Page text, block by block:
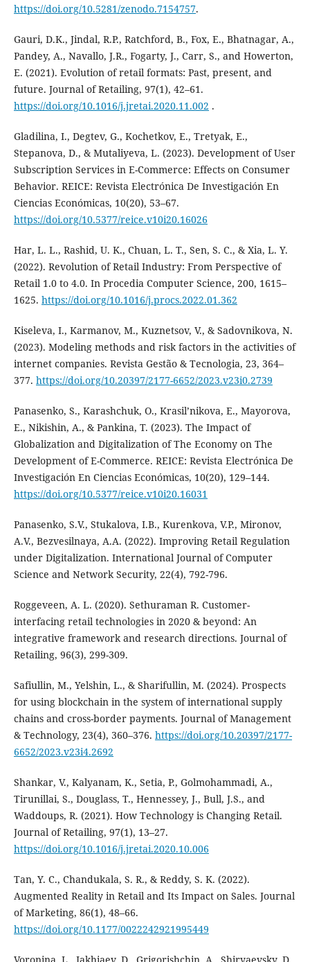
https://doi.org/10.5281/zenodo.7154757.
Gauri, D.K., Jindal, R.P., Ratchford, B., Fox, E., Bhatnagar, A.,
Pandey, A., Navallo, J.R., Fogarty, J., Carr, S., and Howerton,
E. (2021). Evolution of retail formats: Past, present, and
future. Journal of Retailing, 97(1), 42–61.
https://doi.org/10.1016/j.jretai.2020.11.002 .
Gladilina, I., Degtev, G., Kochetkov, E., Tretyak, E.,
Stepanova, D., & Mutaliyeva, L. (2023). Development of User
Subscription Services in E-Commerce: Effects on Consumer
Behavior. REICE: Revista Electrónica De Investigación En
Ciencias Económicas, 10(20), 53–67.
https://doi.org/10.5377/reice.v10i20.16026
Har, L. L., Rashid, U. K., Chuan, L. T., Sen, S. C., & Xia, L. Y.
(2022). Revolution of Retail Industry: From Perspective of
Retail 1.0 to 4.0. In Procedia Computer Science, 200, 1615–
1625. https://doi.org/10.1016/j.procs.2022.01.362
Kiseleva, I., Karmanov, M., Kuznetsov, V., & Sadovnikova, N.
(2023). Modeling methods and risk factors in the activities of
internet companies. Revista Gestão & Tecnologia, 23, 364–
377. https://doi.org/10.20397/2177-6652/2023.v23i0.2739
Panasenko, S., Karashchuk, O., Krasil’nikova, E., Mayorova,
E., Nikishin, A., & Pankina, T. (2023). The Impact of
Globalization and Digitalization of The Economy on The
Development of E-Commerce. REICE: Revista Electrónica De
Investigación En Ciencias Económicas, 10(20), 129–144.
https://doi.org/10.5377/reice.v10i20.16031
Panasenko, S.V., Stukalova, I.B., Kurenkova, V.P., Mironov,
A.V., Bezvesilnaya, A.A. (2022). Improving Retail Regulation
under Digitalization. International Journal of Computer
Science and Network Security, 22(4), 792-796.
Roggeveen, A. L. (2020). Sethuraman R. Customer-
interfacing retail technologies in 2020 & beyond: An
integrative framework and research directions. Journal of
Retailing, 96(3), 299-309.
Safiullin, M., Yelshin, L., & Sharifullin, M. (2024). Prospects
for using blockchain in the system of international supply
chains and cross-border payments. Journal of Management
& Technology, 23(4), 360–376. https://doi.org/10.20397/2177-
6652/2023.v23i4.2692
Shankar, V., Kalyanam, K., Setia, P., Golmohammadi, A.,
Tirunillai, S., Douglass, T., Hennessey, J., Bull, J.S., and
Waddoups, R. (2021). How Technology is Changing Retail.
Journal of Retailing, 97(1), 13–27.
https://doi.org/10.1016/j.jretai.2020.10.006
Tan, Y. C., Chandukala, S. R., & Reddy, S. K. (2022).
Augmented Reality in Retail and Its Impact on Sales. Journal
of Marketing, 86(1), 48–66.
https://doi.org/10.1177/0022242921995449